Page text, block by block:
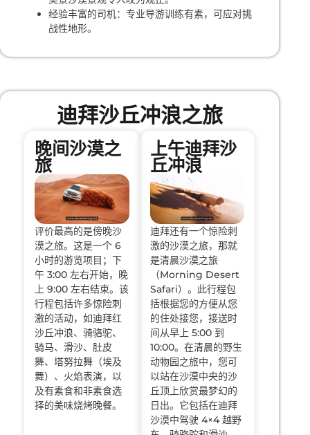
经验丰富的司机：专业导游训练有素，可应对挑
战性地形。
迪拜沙丘冲浪之旅
晚间沙漠之
旅
评价最高的是傍晚沙
漠之旅。这是一个 6
小时的游览项目；下
午 3:00 左右开始，晚
上 9:00 左右结束。该
行程包括许多惊险刺
激的活动，如迪拜红
沙丘冲浪、骑骆驼、
骑马、滑沙、肚皮
舞、塔努拉舞（埃及
舞）、火焰表演，以
及有素食和非素食选
择的美味烧烤晚餐。
上午迪拜沙
丘冲浪
迪拜还有一个惊险刺
激的沙漠之旅，那就
是清晨沙漠之旅
（Morning Desert
Safari）。此行程包
括根据您的方便从您
的住处接您，接送时
间从早上 5:00 到
10:00。在清晨的野生
动物园之旅中，您可
以站在沙漠中央的沙
丘顶上欣赏最梦幻的
日出。它包括在迪拜
沙漠中驾驶 4×4 越野